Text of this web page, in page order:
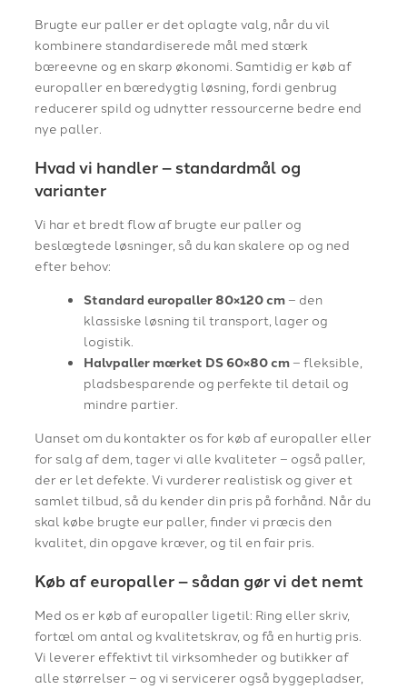
Brugte eur paller er det oplagte valg, når du vil
kombinere standardiserede mål med stærk
bæreevne og en skarp økonomi. Samtidig er køb af
europaller en bæredygtig løsning, fordi genbrug
reducerer spild og udnytter ressourcerne bedre end
nye paller.
Hvad vi handler – standardmål og
varianter
Vi har et bredt flow af brugte eur paller og
beslægtede løsninger, så du kan skalere op og ned
efter behov:
Standard europaller 80×120 cm – den
klassiske løsning til transport, lager og
logistik.
Halvpaller mærket DS 60×80 cm – fleksible,
pladsbesparende og perfekte til detail og
mindre partier.
Uanset om du kontakter os for køb af europaller eller
for salg af dem, tager vi alle kvaliteter – også paller,
der er let defekte. Vi vurderer realistisk og giver et
samlet tilbud, så du kender din pris på forhånd. Når du
skal købe brugte eur paller, finder vi præcis den
kvalitet, din opgave kræver, og til en fair pris.
Køb af europaller – sådan gør vi det nemt
Med os er køb af europaller ligetil: Ring eller skriv,
fortæl om antal og kvalitetskrav, og få en hurtig pris.
Vi leverer effektivt til virksomheder og butikker af
alle størrelser – og vi servicerer også byggepladser,